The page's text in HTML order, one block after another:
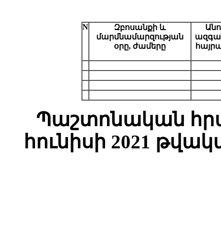
N
Զբոսանքի և
մարմնամարզության
օրը, ժամերը
Պաշտոնական
հունիսի 2021